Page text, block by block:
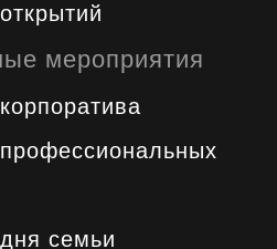
мероприятия
семьи